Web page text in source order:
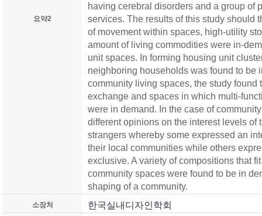
요약2
having cerebral disorders and a group of
services. The results of this study should
of movement within spaces, high-utility
amount of living commodities were in-
unit spaces. In forming housing unit
neighboring households was found to be
community living spaces, the study found
exchange and spaces in which multi-
were in demand. In the case of
different opinions on the interest levels of
strangers whereby some expressed an
their local communities while others
exclusive. A variety of compositions that
community spaces were found to be in
shaping of a community.
소장처 한국실내디자인학회